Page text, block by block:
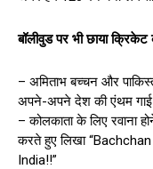
बॉलीवुड पर भी छाया
– अमिताभ बच्चन और
अपने-अपने देश की एंथम
– कोलकाता के लिए रवाना
करते हुए लिखा
India!!”